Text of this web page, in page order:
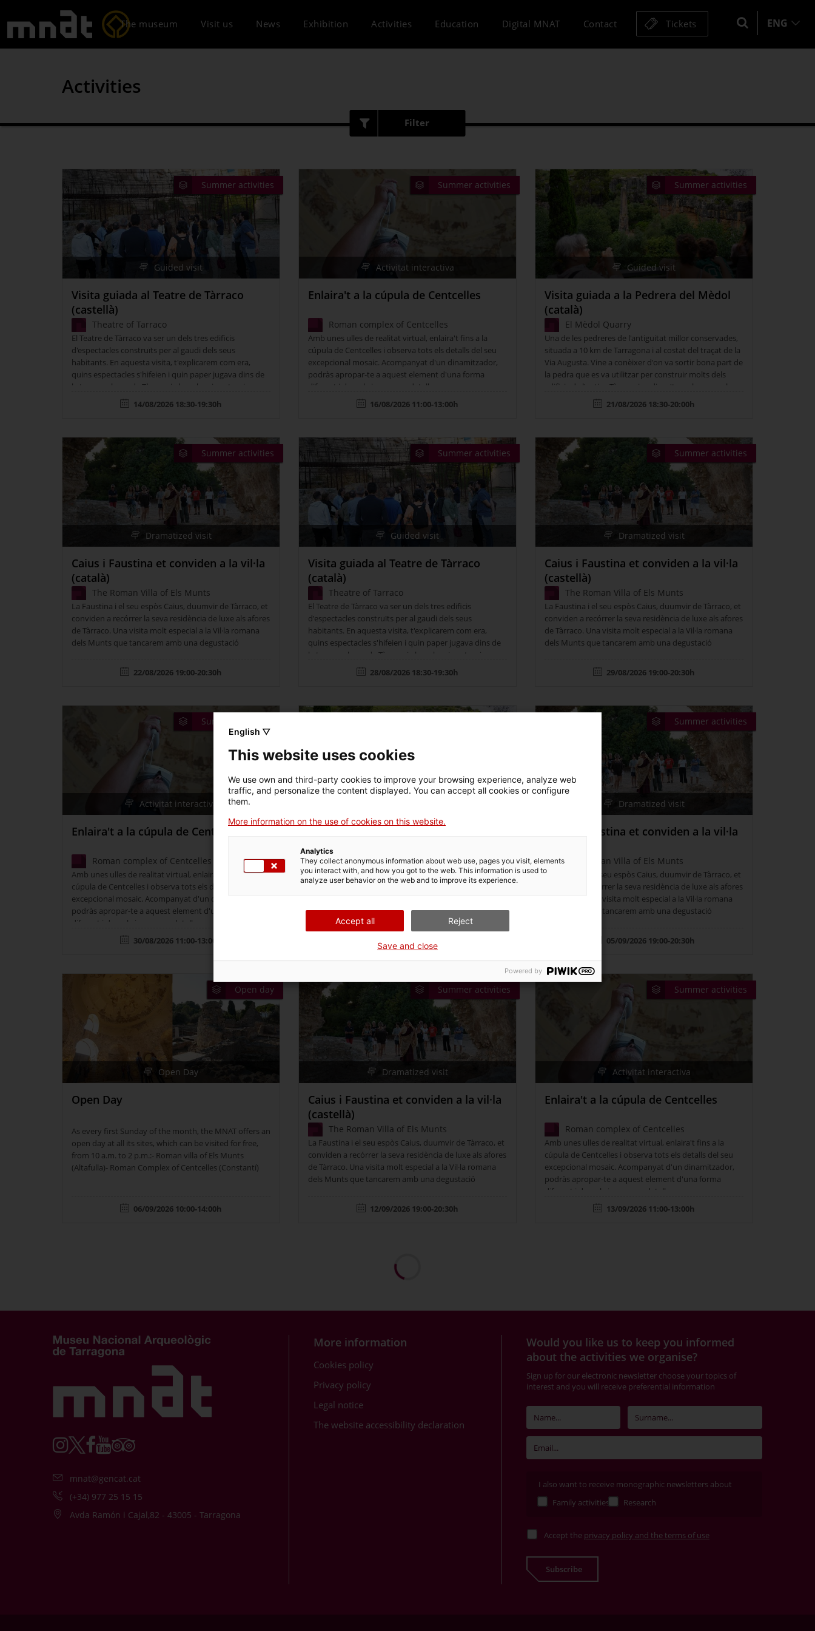
The museum Visit us News Exhibition Activities Education Digital MNAT Contact Tickets ENG
Activities
Weekend
Venue
All...
Activitat interactiva
Dramatized visit
Open day
Summer activities
Filter
Summer activities
Guided visit
Visita guiada al Teatre de Tàrraco
(castellà)
Theatre of Tarraco
El Teatre de Tàrraco va ser un dels tres edificis
d'espectacles construïts per al gaudi dels seus
habitants. En aquesta visita, t'explicarem com era,
quins espectacles s'hifeien i quin paper jugava dins de
la trama urbana de Tàrraco i el seu barri portuari.
14/08/2026 18:30-19:30h
Summer activities
Activitat interactiva
Enlaira't a la cúpula de Centcelles
Roman complex of Centcelles
Amb unes ulles de realitat virtual, enlaira't fins a la
cúpula de Centcelles i observa tots els detalls del seu
excepcional mosaic. Acompanyat d'un dinamitzador,
podràs apropar-te a aquest element d'una forma
diferent i descobrir-ne nous detalls.
16/08/2026 11:00-13:00h
Summer activities
Guided visit
Visita guiada a la Pedrera del Mèdol
(català)
El Mèdol Quarry
Una de les pedreres de l'antiguitat millor conservades,
situada a 10 km de Tarragona i al costat del traçat de la
Via Augusta. Vine a conèixer d'on va sortir bona part de
la pedra que es va utilitzar per construir molts dels
edificis de l'antiga Tàrraco i endinsa't en els seus valors
geològics i naturals. Punt de trobada: Àrea de servei El
Mèdol – Autopista AP-7 km 237 (direcció Tarragona).…
21/08/2026 18:30-20:00h
Summer activities
Dramatized visit
Caius i Faustina et conviden a la vil·la
(català)
The Roman Villa of Els Munts
La Faustina i el seu espòs Caius, duumvir de Tàrraco, et
conviden a recórrer la seva residència de luxe als afores
de Tàrraco. Una visita molt especial a la Vil·la romana
dels Munts que tancarem amb una degustació
22/08/2026 19:00-20:30h
Summer activities
Guided visit
Visita guiada al Teatre de Tàrraco
(català)
Theatre of Tarraco
El Teatre de Tàrraco va ser un dels tres edificis
d'espectacles construïts per al gaudi dels seus
habitants. En aquesta visita, t'explicarem com era,
quins espectacles s'hifeien i quin paper jugava dins de
la trama urbana de Tàrraco i el seu barri portuari.
28/08/2026 18:30-19:30h
Summer activities
Dramatized visit
Caius i Faustina et conviden a la vil·la
(castellà)
The Roman Villa of Els Munts
La Faustina i el seu espòs Caius, duumvir de Tàrraco, et
conviden a recórrer la seva residència de luxe als afores
de Tàrraco. Una visita molt especial a la Vil·la romana
dels Munts que tancarem amb una degustació
29/08/2026 19:00-20:30h
Summer activities
Activitat interactiva
Enlaira't a la cúpula de Centcelles
Roman complex of Centcelles
Amb unes ulles de realitat virtual, enlaira't fins a la
cúpula de Centcelles i observa tots els detalls del seu
excepcional mosaic. Acompanyat d'un dinamitzador,
podràs apropar-te a aquest element d'una forma
diferent i descobrir-ne nous detalls.
30/08/2026 11:00-13:00h
(castellà)
El Mèdol Quarry
Una de les pedreres de l'antiguitat millor conservades,
situada a 10 km de Tarragona i al costat del traçat de la
la pedra que es va utilitzar per construir molts dels
edificis de l'antiga Tàrraco i endinsa't en els seus valors
geològics i naturals. Punt de trobada: Àrea de servei El
Mèdol – Autopista AP-7 km 237 (direcció Tarragona).…
04/09/2026 18:30-20:00h
Summer activities
Dramatized visit
Caius i Faustina et conviden a la vil·la
The Roman Villa of Els Munts
La Faustina i el seu espòs Caius, duumvir de Tàrraco, et
conviden a recórrer la seva residència de luxe als afores
de Tàrraco. Una visita molt especial a la Vil·la romana
dels Munts que tancarem amb una degustació
05/09/2026 19:00-20:30h
Open day
Open Day
Open Day
As every first Sunday of the month, the MNAT offers an
open day at all its sites, which can be visited for free,
from 10 a.m. to 2 p.m.:- Roman villa of Els Munts
(Altafulla)- Roman Complex of Centcelles (Constantí)
06/09/2026 10:00-14:00h
Summer activities
Dramatized visit
Caius i Faustina et conviden a la vil·la
(castellà)
The Roman Villa of Els Munts
La Faustina i el seu espòs Caius, duumvir de Tàrraco, et
conviden a recórrer la seva residència de luxe als afores
de Tàrraco. Una visita molt especial a la Vil·la romana
dels Munts que tancarem amb una degustació
12/09/2026 19:00-20:30h
Summer activities
Activitat interactiva
Enlaira't a la cúpula de Centcelles
Roman complex of Centcelles
Amb unes ulles de realitat virtual, enlaira't fins a la
cúpula de Centcelles i observa tots els detalls del seu
excepcional mosaic. Acompanyat d'un dinamitzador,
podràs apropar-te a aquest element d'una forma
diferent i descobrir-ne nous detalls.
13/09/2026 11:00-13:00h
mnat@gencat.cat
(+34) 977 25 15 15
Avda Ramón i Cajal,82 - 43005 - Tarragona
More information
Cookies policy
Privacy policy
Legal notice
The website accessibility declaration
Would you like us to keep you informed
about the activities we organise?
Sign up for our electronic newsletter choose your topics of
interest and you will receive preferential information
I also want to receive monographic newsletters about
Family activities
Research
Accept the privacy policy and the terms of use
Subscribe
English ▽
This website uses cookies
We use own and third-party cookies to improve your browsing experience, analyze web
traffic, and personalize the content displayed. You can accept all cookies or configure
them.
More information on the use of cookies on this website.
Analytics
They collect anonymous information about web use, pages you visit, elements
you interact with, and how you got to the web. This information is used to
analyze user behavior on the web and to improve its experience.
Accept all Reject
Save and close
Powered by